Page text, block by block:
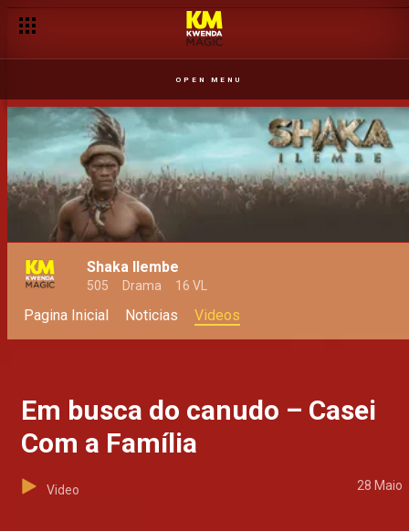
OPEN MENU
Shaka Ilembe
505 Drama 16 VL
Pagina Inicial Noticias Videos
Em busca do canudo – Casei
Com a Família
Video 28 Maio